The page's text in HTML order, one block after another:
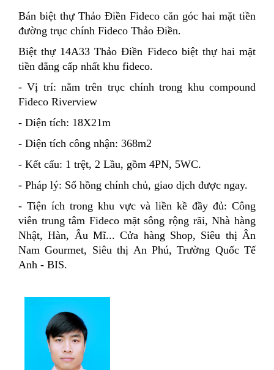
Bán biệt thự Thảo Điền Fideco căn góc hai mặt tiền
đường trục chính Fideco Thảo Điền.
Biệt thự 14A33 Thảo Điền Fideco biệt thự hai mặt
tiền đẳng cấp nhất khu fideco.
- Vị trí: nằm trên trục chính trong khu compound
Fideco Riverview
- Diện tích: 18X21m
- Diện tích công nhận: 368m2
- Kết cấu: 1 trệt, 2 Lầu, gồm 4PN, 5WC.
- Pháp lý: Sổ hồng chính chủ, giao dịch được ngay.
- Tiện ích trong khu vực và liền kề đầy đủ: Công
viên trung tâm Fideco mặt sông rộng rãi, Nhà hàng
Nhật, Hàn, Âu Mĩ... Cửa hàng Shop, Siêu thị Ân
Nam Gourmet, Siêu thị An Phú, Trường Quốc Tế
Anh - BIS.